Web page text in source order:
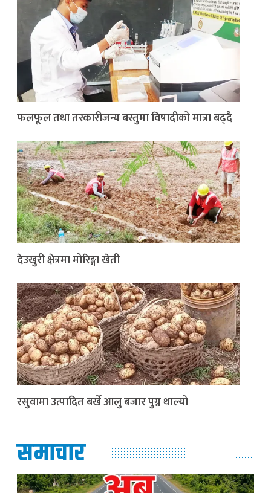
फलफूल तथा तरकारीजन्य बस्तुमा विषादीको मात्रा बढ्दै
देउखुरी क्षेत्रमा मोरिङ्गा खेती
रसुवामा उत्पादित बर्खे आलु बजार पुग्न थाल्यो
समाचार